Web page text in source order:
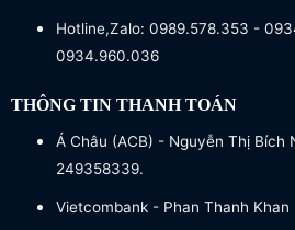
Hotline,Zalo: 0989.578.353 -
0934.960.036
THÔNG TIN THANH TOÁN
Á Châu (ACB) - Nguyễn Thị Bích
249358339.
Vietcombank - Phan Thanh